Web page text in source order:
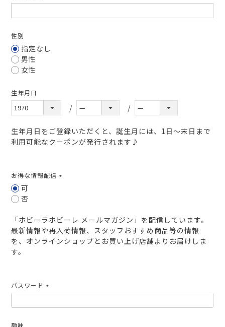
須)
性別
指定なし
男性
女性
生年月日
生年月日をご登録いただくと、誕生月には、1日～末日まで
利用可能なクーポンが発行されます♪
お得な情報配信
可
否
「ホビーラホビーレ メールマガジン」を配信しています。
最新情報や再入荷情報、スタッフおすすめ商品等の情報
を、オンラインショップとお買い上げ店舗よりお届けしま
す。
パスワード
須)
趣味